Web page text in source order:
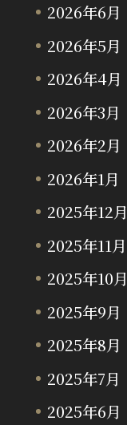
2026年6月
2026年5月
2026年4月
2026年3月
2026年2月
2026年1月
2025年12月
2025年11月
2025年10月
2025年9月
2025年8月
2025年7月
2025年6月